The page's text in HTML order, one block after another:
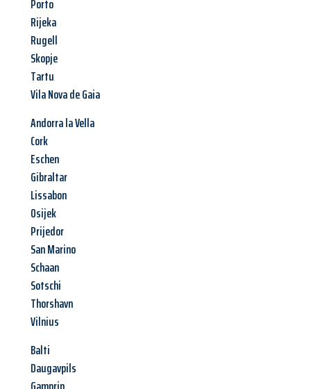
Porto
Rijeka
Rugell
Skopje
Tartu
Vila Nova de Gaia
Andorra la Vella
Cork
Eschen
Gibraltar
Lissabon
Osijek
Prijedor
San Marino
Schaan
Sotschi
Thorshavn
Vilnius
Balti
Daugavpils